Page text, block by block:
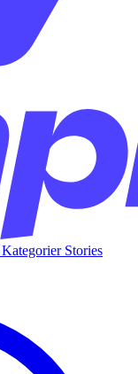
Kategorier Stories